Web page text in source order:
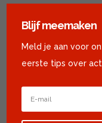
Blijf meemaken
Meld je aan voor
eerste tips over